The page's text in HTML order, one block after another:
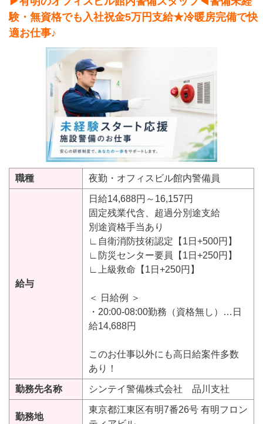
験・無資格でも入社祝金5万円支給★冷暖房完備で快
適お仕事♪
職種 夜勤・オフィスビル館内警備員
給与
日給14,688円～16,157円
固定残業代含、超過分別途支給
別途資格手当あり
∟自衛消防技術認定【1日+500円】
∟防災センター要員【1日+250円】
∟上級救命【1日+250円】
＜ 日給例 ＞
・20:00-08:00勤務（資格無し）…日
給14,688円
このお仕事以外にも高日給案件多数
あり！
勤務先名称 シンテイ警備株式会社 品川支社
勤務地
東京都江東区有明7番26号 有明フロン